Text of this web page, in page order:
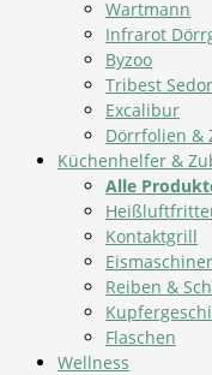
Wartmann
Infrarot
Byzoo
Tribest
Excalibur
Dörrfolien &
Küchenhelfer &
Alle
Kontaktgrill
Reiben &
Flaschen
Wellness